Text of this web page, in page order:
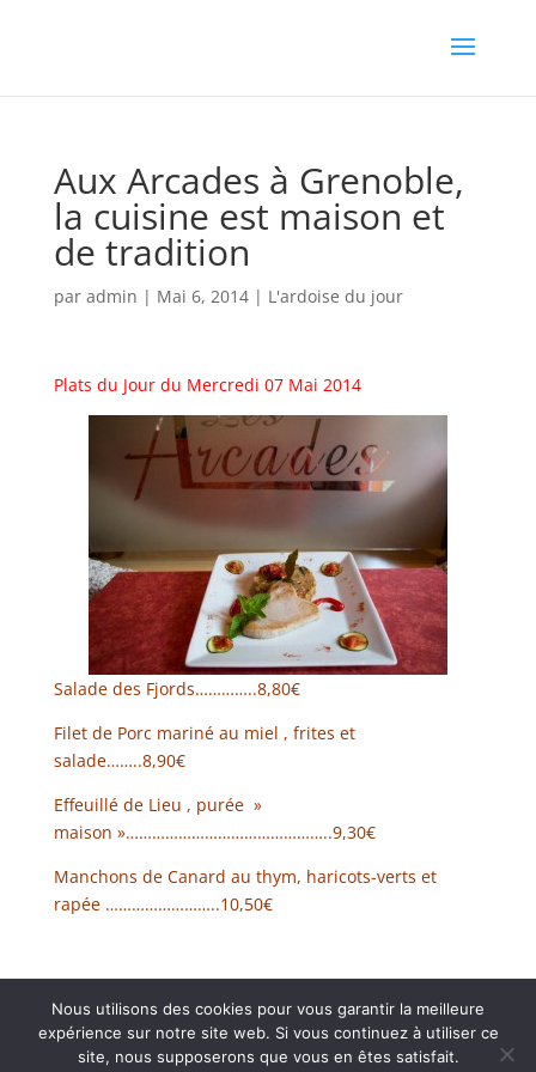
Aux Arcades à Grenoble,
la cuisine est maison et
de tradition
par admin | Mai 6, 2014| L'ardoise du jour
Plats du Jour du Mercredi 07 Mai 2014
Salade des Fjords…………..8,80€
Filet de Porc mariné au miel , frites et
salade……..8,90€
Effeuillé de Lieu , purée »
maison »………………………………………..9,30€
Manchons de Canard au thym, haricots-verts et
rapée ……………………..10,50€
Nous utilisons des cookies pour vous garantir la meilleure
expérience sur notre site web. Si vous continuez à utiliser ce
site, nous supposerons que vous en êtes satisfait.